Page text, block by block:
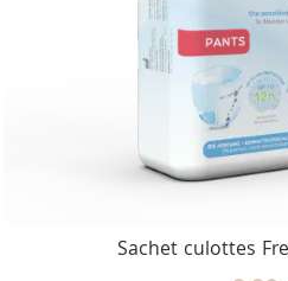
Sachet culottes